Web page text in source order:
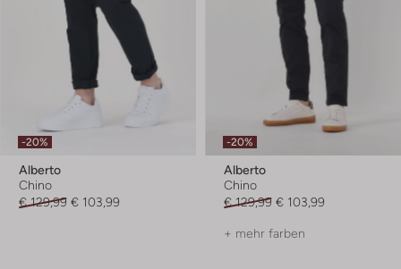
-20%
Alberto
Chino
€ 129,99 € 103,99
-20%
Alberto
Chino
€ 129,99 € 103,99
+ mehr farben